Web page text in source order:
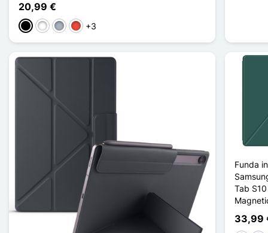
20,99 €
NegroBlanco
Gris Rojo+3
Funda
Tab
33,99